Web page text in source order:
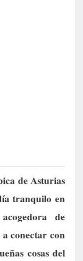
de Asturias
tranquilo en
de
conectar con
cosas del